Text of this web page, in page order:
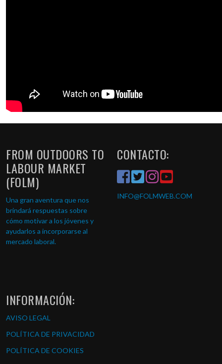
FROM OUTDOORS TO
LABOUR MARKET
(FOLM)
Una gran aventura que nos
brindará respuestas sobre
cómo motivar a los jóvenes y
ayudarlos a incorporarse al
mercado laboral.
CONTACTO:
INFO@FOLMWEB.COM
INFORMACIÓN:
AVISO LEGAL
POLÍTICA DE PRIVACIDAD
POLÍTICA DE COOKIES